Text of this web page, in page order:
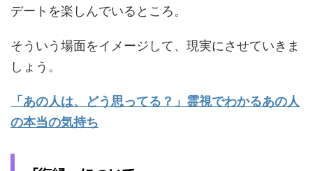
デートを楽しんでいるところ。
そういう場面をイメージして、現実にさせていきま
しょう。
「あの人は、どう思ってる？」霊視でわかるあの人
の本当の気持ち